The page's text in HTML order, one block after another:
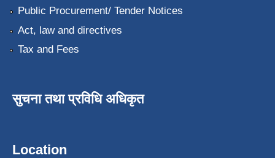
Public Procurement/ Tender Notices
Act, law and directives
Tax and Fees
सुचना तथा प्रविधि अधिकृत
Location